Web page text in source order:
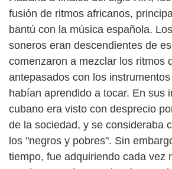
fusión de ritmos africanos,
bantú con la música española.
soneros eran descendientes de
comenzaron a mezclar los ritmos
antepasados con los
habían aprendido a tocar. En sus
cubano era visto con desprecio
de la sociedad, y se consideraba
los "negros y pobres". Sin
tiempo, fue adquiriendo cada vez